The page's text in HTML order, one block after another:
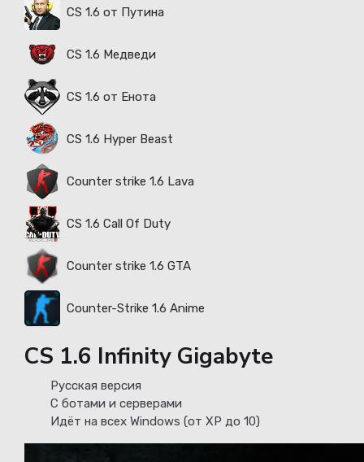
CS 1.6 от Путина
CS 1.6 Медведи
CS 1.6 от Енота
CS 1.6 Hyper Beast
Counter strike 1.6 Lava
CS 1.6 Call Of Duty
Counter strike 1.6 GTA
Counter-Strike 1.6 Anime
CS 1.6 Infinity Gigabyte
Русская версия
С ботами и серверами
Идёт на всех Windows (от XP до 10)